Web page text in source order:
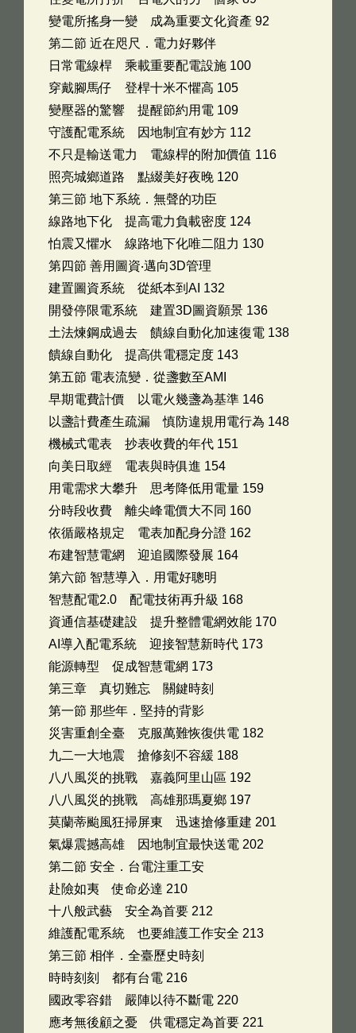
變電所搖身一變 成為重要文化資產 92
第二節 近在咫尺．電力好夥伴
日常電線桿 乘載重要配電設施 100
穿戴腳馬仔 登桿十米不懼高 105
變壓器的驚響 提醒節約用電 109
守護配電系統 因地制宜有妙方 112
不只是輸送電力 電線桿的附加價值 116
照亮城鄉道路 點綴美好夜晚 120
第三節 地下系統．無聲的功臣
線路地下化 提高電力負載密度 124
怕震又懼水 線路地下化唯二阻力 130
第四節 善用圖資‧邁向3D管理
建置圖資系統 從紙本到AI 132
開發停限電系統 建置3D圖資願景 136
土法煉鋼成過去 饋線自動化加速復電 138
饋線自動化 提高供電穩定度 143
第五節 電表流變．從盞數至AMI
早期電費計價 以電火幾盞為基準 146
以盞計費產生疏漏 慎防違規用電行為 148
機械式電表 抄表收費的年代 151
向美日取經 電表與時俱進 154
用電需求大攀升 思考降低用電量 159
分時段收費 離尖峰電價大不同 160
依循嚴格規定 電表加配身分證 162
布建智慧電網 迎追國際發展 164
第六節 智慧導入．用電好聰明
智慧配電2.0 配電技術再升級 168
資通信基礎建設 提升整體電網效能 170
AI導入配電系統 迎接智慧新時代 173
能源轉型 促成智慧電網 173
第三章 真切難忘 關鍵時刻
第一節 那些年．堅持的背影
災害重創全臺 克服萬難恢復供電 182
九二一大地震 搶修刻不容緩 188
八八風災的挑戰 嘉義阿里山區 192
八八風災的挑戰 高雄那瑪夏鄉 197
莫蘭蒂颱風狂掃屏東 迅速搶修重建 201
氣爆震撼高雄 因地制宜最快送電 202
第二節 安全．台電注重工安
赴險如夷 使命必達 210
十八般武藝 安全為首要 212
維護配電系統 也要維護工作安全 213
第三節 相伴．全臺歷史時刻
時時刻刻 都有台電 216
國政零容錯 嚴陣以待不斷電 220
應考無後顧之憂 供電穩定為首要 221